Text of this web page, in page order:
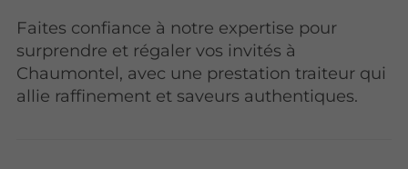
Faites confiance à notre expertise pour
surprendre et régaler vos invités à
Chaumontel, avec une prestation traiteur qui
allie raffinement et saveurs authentiques.